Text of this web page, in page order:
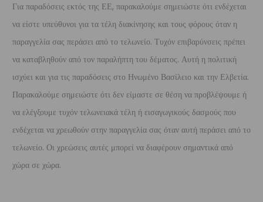
Για παραδόσεις εκτός της ΕΕ, παρακαλούμε σημειώστε ότι ενδέχεται
να είστε υπεύθυνοι για τα τέλη διακίνησης και τους φόρους όταν η
παραγγελία σας περάσει από το τελωνείο. Τυχόν επιβαρύνσεις πρέπει
να καταβληθούν από τον παραλήπτη του δέματος. Αυτή η πολιτική
ισχύει και για τις παραδόσεις στο Ηνωμένο Βασίλειο και την Ελβετία.
Παρακαλούμε σημειώστε ότι δεν είμαστε σε θέση να προβλέψουμε ή
να ελέγξουμε τυχόν τελωνειακά τέλη ή εισαγωγικούς δασμούς που
ενδέχεται να χρεωθούν στην παραγγελία σας όταν αυτή περάσει από το
τελωνείο. Οι χρεώσεις αυτές μπορεί να διαφέρουν σημαντικά από
χώρα σε χώρα.